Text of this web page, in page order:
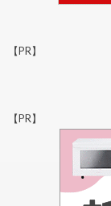
【PR】
【PR】